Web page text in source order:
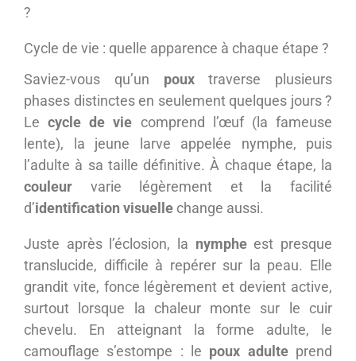
?
Cycle de vie : quelle apparence à chaque étape ?
Saviez-vous qu’un pouxtraverse plusieurs
phases distinctes en seulement quelques jours ?
Lecycle de vie comprend l’œuf (la fameuse
lente), la jeune larve appelée nymphe, puis
l’adulte à sa taille définitive. À chaque étape, la
couleur varie légèrement et la facilité
d’identification visuelle change aussi.
Juste après l’éclosion, la nympheest presque
translucide, difficile à repérer sur la peau. Elle
grandit vite, fonce légèrement et devient active,
surtout lorsque la chaleur monte sur le cuir
chevelu. En atteignant la forme adulte, le
camouflage s’estompe : le poux adulteprend